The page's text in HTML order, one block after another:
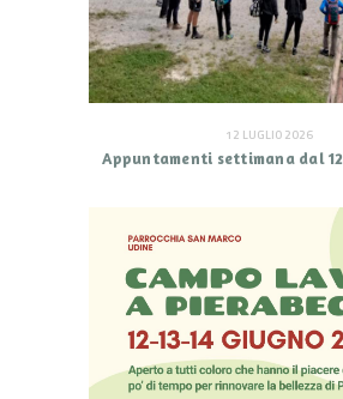
12 LUGLIO 2026
Appuntamenti settimana dal